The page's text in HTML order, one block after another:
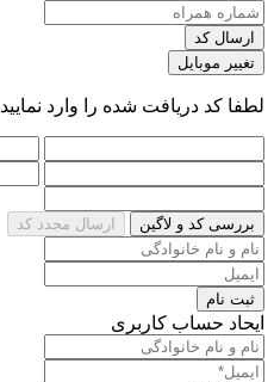
ارسال کد
تغییر موبایل
لطفا کد دریافت شده را وارد نمایید
بررسی کد و لاگین ارسال مجدد کد
ثبت نام
ایحاد حساب کاربری